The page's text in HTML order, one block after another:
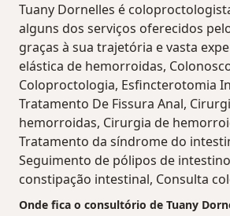
Tuany Dornelles é
alguns dos serviços oferecidos
graças à sua trajetória e vasta
elástica de hemorroidas,
Coloproctologia, Esfincterotomia
Tratamento De Fissura Anal,
hemorroidas, Cirurgia de
Tratamento da síndrome do
Seguimento de pólipos de
constipação intestinal, Consulta
Onde fica o consultório de Tuany